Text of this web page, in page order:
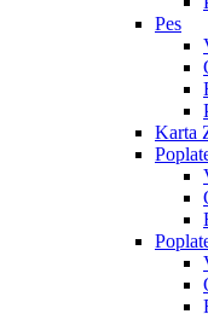
Pes
Karta